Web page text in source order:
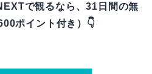
で観るなら、31日間の無
ポイント付き）👇